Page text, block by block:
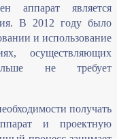
аппарат является
В 2012 году было
и использование
осуществляющих
не требует
получать
и проектную